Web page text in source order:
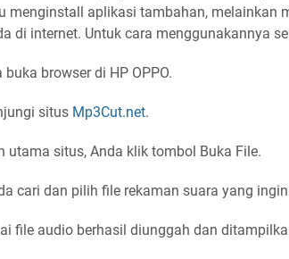
menginstall aplikasi tambahan, melainkan
di internet. Untuk cara menggunakannya
browser di HP OPPO.
situs Mp3Cut.net.
utama situs, Anda klik tombol Buka File.
cari dan pilih file rekaman suara yang
file audio berhasil diunggah dan